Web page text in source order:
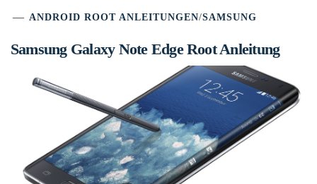
ANDROID ROOT ANLEITUNGEN/SAMSUNG
Samsung Galaxy Note Edge Root Anleitung